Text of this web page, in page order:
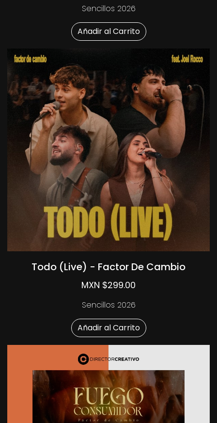
Sencillos 2026
Añadir al Carrito
Todo (Live) - Factor De Cambio
MXN $299.00
Sencillos 2026
Añadir al Carrito